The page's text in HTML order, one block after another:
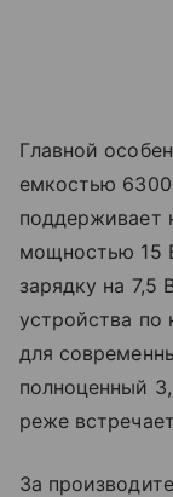
Главной
емкостью
поддерживает
мощностью 15
зарядку на 7,5
устройства по
для
полноценный
реже
За